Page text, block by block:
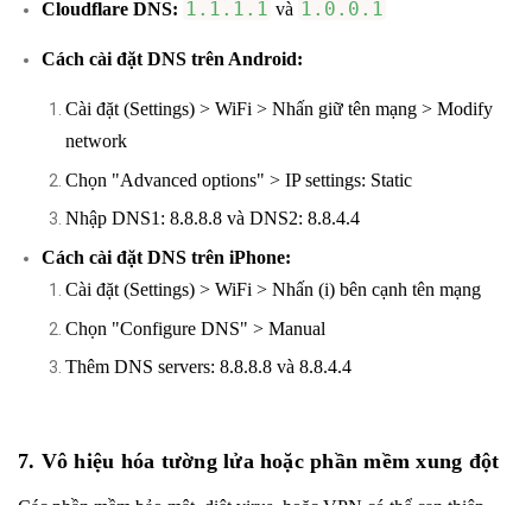
Cloudflare DNS: 1.1.1.1 và 1.0.0.1
Cách cài đặt DNS trên Android:
Cài đặt (Settings) > WiFi > Nhấn giữ tên mạng > Modify
network
Chọn "Advanced options" > IP settings: Static
Nhập DNS1: 8.8.8.8 và DNS2: 8.8.4.4
Cách cài đặt DNS trên iPhone:
Cài đặt (Settings) > WiFi > Nhấn (i) bên cạnh tên mạng
Chọn "Configure DNS" > Manual
Thêm DNS servers: 8.8.8.8 và 8.8.4.4
7. Vô hiệu hóa tường lửa hoặc phần mềm xung đột